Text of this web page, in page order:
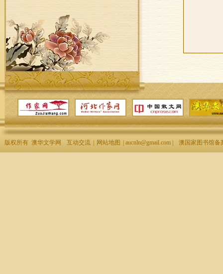
版权所有 澳华文学网 互动交流 网站地图 | aucnln@gmail.com | 澳国家图书馆备